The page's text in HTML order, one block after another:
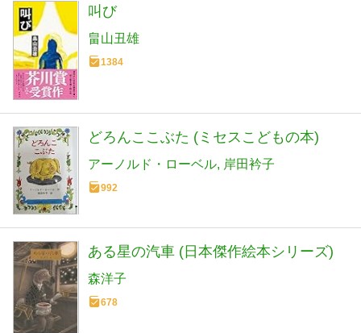
叫び
畠山丑雄
1384
どろんここぶた (ミセスこどもの本)
アーノルド・ローベル 岸田衿子
992
ある星の汽車 (日本傑作絵本シリーズ)
森洋子
678